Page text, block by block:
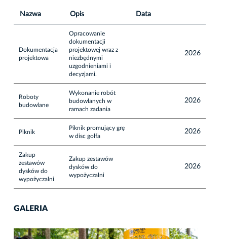
Nazwa Opis Data
Dokumentacja
projektowa
Opracowanie
dokumentacji
projektowej wraz z
niezbędnymi
uzgodnieniami i
decyzjami.
2026
Roboty
budowlane
Wykonanie robót
budowlanych w
ramach zadania
2026
Piknik
Piknik promujący grę
w disc golfa
2026
Zakup
zestawów
dysków do
wypożyczalni
Zakup zestawów
dysków do
wypożyczalni
2026
GALERIA